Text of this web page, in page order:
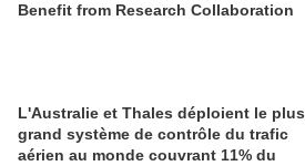
Benefit from Research Collaboration
L'Australie et Thales déploient le plus
grand système de contrôle du trafic
aérien au monde couvrant 11% du